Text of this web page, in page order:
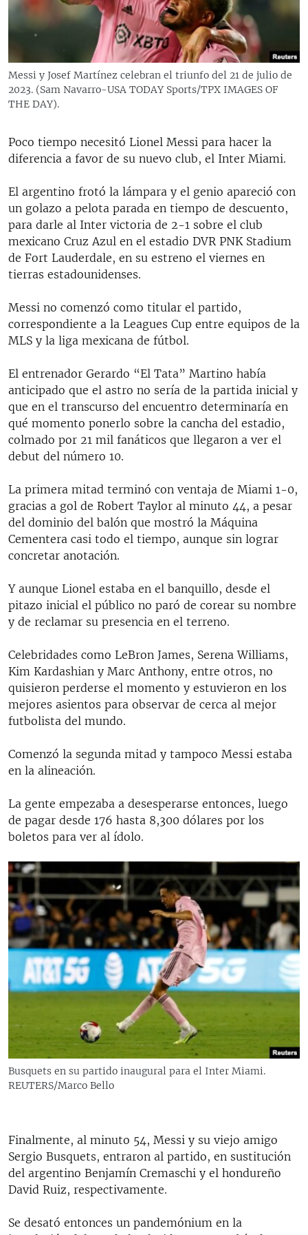
RADIO MARTÍ
ESPECIALES
ESPECIALES
LA REALIDAD DE LA VIVIENDA EN CUBA
SER VIEJO EN CUBA
KENTU-CUBANO
LOS SANTOS DE HIALEAH
DESINFORMACIÓN RUSA EN AMÉRICA LATINA
LA INVASIÓN DE RUSIA A UCRANIA
MULTIMEDIA
EDITORIALES
Messi y Josef Martínez celebran el triunfo del 21 de julio de
2023. (Sam Navarro-USA TODAY Sports/TPX IMAGES OF
THE DAY).
Poco tiempo necesitó Lionel Messi para hacer la
diferencia a favor de su nuevo club, el Inter Miami.
El argentino frotó la lámpara y el genio apareció con
un golazo a pelota parada en tiempo de descuento,
para darle al Inter victoria de 2-1 sobre el club
mexicano Cruz Azul en el estadio DVR PNK Stadium
de Fort Lauderdale, en su estreno el viernes en
tierras estadounidenses.
Messi no comenzó como titular el partido,
correspondiente a la Leagues Cup entre equipos de la
MLS y la liga mexicana de fútbol.
El entrenador Gerardo “El Tata” Martino había
anticipado que el astro no sería de la partida inicial y
que en el transcurso del encuentro determinaría en
qué momento ponerlo sobre la cancha del estadio,
colmado por 21 mil fanáticos que llegaron a ver el
debut del número 10.
La primera mitad terminó con ventaja de Miami 1-0,
gracias a gol de Robert Taylor al minuto 44, a pesar
del dominio del balón que mostró la Máquina
Cementera casi todo el tiempo, aunque sin lograr
concretar anotación.
Y aunque Lionel estaba en el banquillo, desde el
pitazo inicial el público no paró de corear su nombre
y de reclamar su presencia en el terreno.
Celebridades como LeBron James, Serena Williams,
Kim Kardashian y Marc Anthony, entre otros, no
quisieron perderse el momento y estuvieron en los
mejores asientos para observar de cerca al mejor
futbolista del mundo.
Comenzó la segunda mitad y tampoco Messi estaba
en la alineación.
La gente empezaba a desesperarse entonces, luego
de pagar desde 176 hasta 8,300 dólares por los
boletos para ver al ídolo.
Busquets en su partido inaugural para el Inter Miami.
REUTERS/Marco Bello
Finalmente, al minuto 54, Messi y su viejo amigo
Sergio Busquets, entraron al partido, en sustitución
del argentino Benjamín Cremaschi y el hondureño
David Ruiz, respectivamente.
Se desató entonces un pandemónium en la